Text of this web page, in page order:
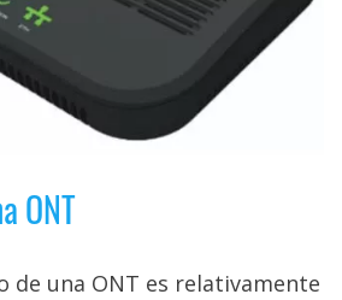
ONT
de una ONT es relativamente